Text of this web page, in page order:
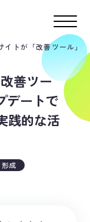
トが「改善ツール」
善ツー
デートで
践的な活
形成